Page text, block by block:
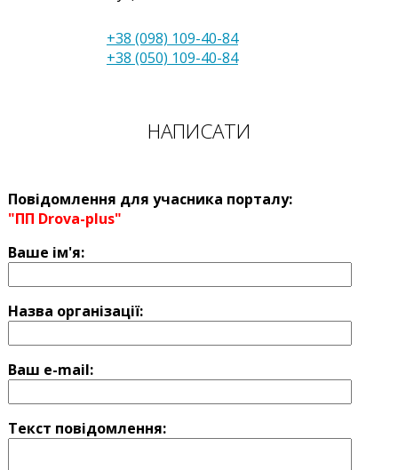
+38 (098) 109-40-84
+38 (050) 109-40-84
НАПИСАТИ
Повідомлення для учасника порталу:
"ПП Drova-plus"
Ваше ім'я:
Назва оргaнізації:
Ваш e-mail:
Текст повідомлення: